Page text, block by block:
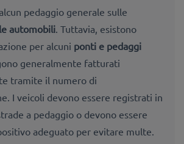
pedaggio generale sulle
automobili . Tuttavia, esistono
per alcuni ponti e pedaggi
generalmente fatturati
tramite il numero di
I veicoli devono essere registrati in
a pedaggio o devono essere
adeguato per evitare multe.